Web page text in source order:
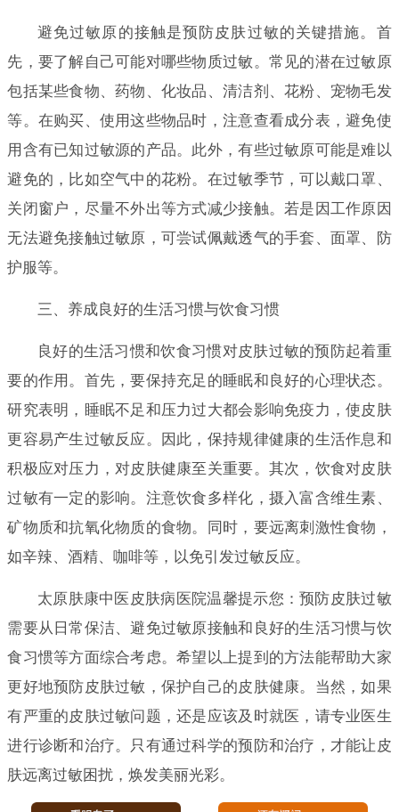
避免过敏原的接触是预防皮肤过敏的关键措施。首
先，要了解自己可能对哪些物质过敏。常见的潜在过敏原
包括某些食物、药物、化妆品、清洁剂、花粉、宠物毛发
等。在购买、使用这些物品时，注意查看成分表，避免使
用含有已知过敏源的产品。此外，有些过敏原可能是难以
避免的，比如空气中的花粉。在过敏季节，可以戴口罩、
关闭窗户，尽量不外出等方式减少接触。若是因工作原因
无法避免接触过敏原，可尝试佩戴透气的手套、面罩、防
护服等。
三、养成良好的生活习惯与饮食习惯
良好的生活习惯和饮食习惯对皮肤过敏的预防起着重
要的作用。首先，要保持充足的睡眠和良好的心理状态。
研究表明，睡眠不足和压力过大都会影响免疫力，使皮肤
更容易产生过敏反应。因此，保持规律健康的生活作息和
积极应对压力，对皮肤健康至关重要。其次，饮食对皮肤
过敏有一定的影响。注意饮食多样化，摄入富含维生素、
矿物质和抗氧化物质的食物。同时，要远离刺激性食物，
如辛辣、酒精、咖啡等，以免引发过敏反应。
太原肤康中医皮肤病医院温馨提示您：预防皮肤过敏
需要从日常保洁、避免过敏原接触和良好的生活习惯与饮
食习惯等方面综合考虑。希望以上提到的方法能帮助大家
更好地预防皮肤过敏，保护自己的皮肤健康。当然，如果
有严重的皮肤过敏问题，还是应该及时就医，请专业医生
进行诊断和治疗。只有通过科学的预防和治疗，才能让皮
肤远离过敏困扰，焕发美丽光彩。